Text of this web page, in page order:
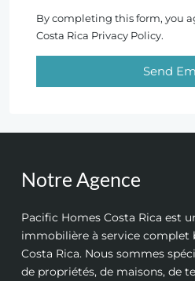
By completing this form, you
Costa Rica Privacy Policy.
Send
Notre Agence
Pacific Homes Costa Rica est
immobilière à service complet
Costa Rica. Nous sommes
de propriétés, de maisons, de